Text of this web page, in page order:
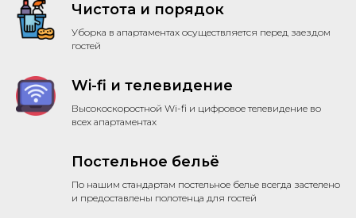
Чистота и порядок
Уборка в апартаментах осуществляется перед заездом
гостей
Wi-fi и телевидение
Высокоскоростной Wi-fi и цифровое телевидение во
всех апартаментах
Постельное бельё
По нашим стандартам постельное белье всегда застелено
и предоставлены полотенца для гостей